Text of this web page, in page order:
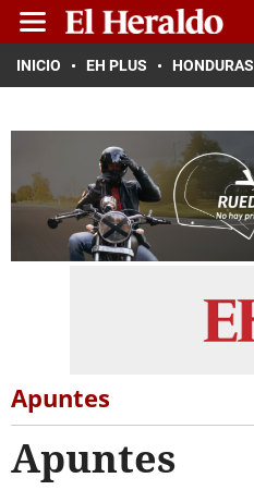
INICIO EH PLUS HONDURAS
Apuntes
Apuntes